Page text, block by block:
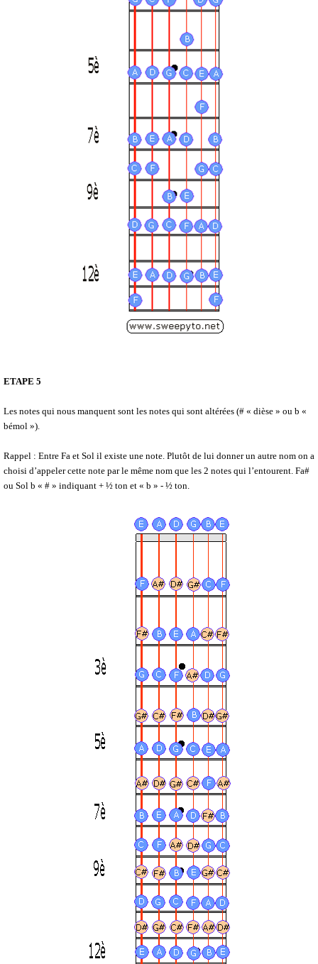
ETAPE 5
Les notes qui nous manquent sont les notes qui sont altérées (# « dièse » ou b «
bémol »).
Rappel : Entre Fa et Sol il existe une note. Plutôt de lui donner un autre nom on a
choisi d’appeler cette note par le même nom que les 2 notes qui l’entourent. Fa#
ou Sol b « # » indiquant + ½ ton et « b » - ½ ton.